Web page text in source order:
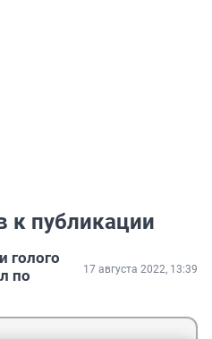
к публикации
голого
по
17 августа 2022, 13:39